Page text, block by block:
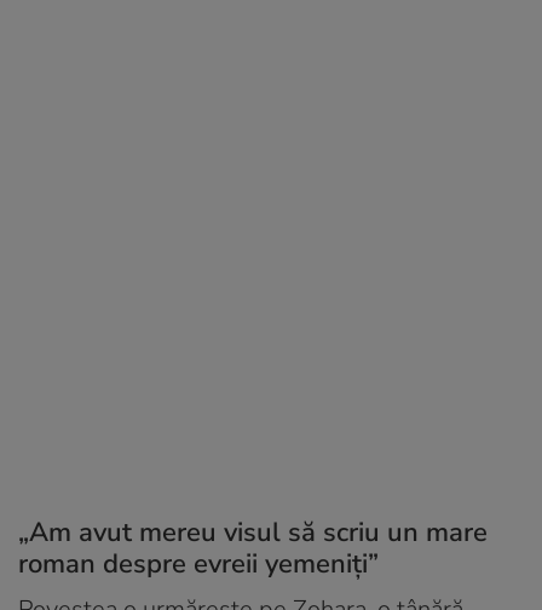
„Am avut mereu visul să scriu un mare
roman despre evreii yemeniți”